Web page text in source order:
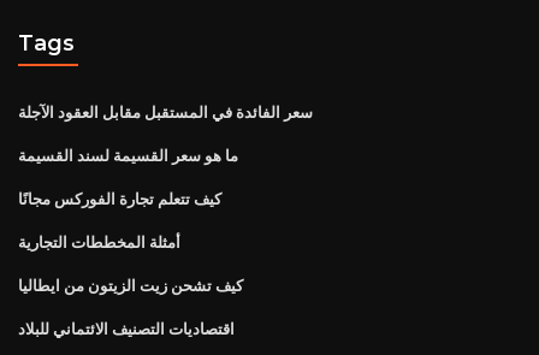
Tags
سعر الفائدة في المستقبل مقابل العقود الآجلة
ما هو سعر القسيمة لسند القسيمة
كيف تتعلم تجارة الفوركس مجانًا
أمثلة المخططات التجارية
كيف تشحن زيت الزيتون من ايطاليا
اقتصاديات التصنيف الائتماني للبلاد